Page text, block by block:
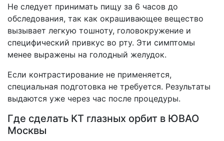
Не следует принимать пищу за 6 часов до
обследования, так как окрашивающее вещество
вызывает легкую тошноту, головокружение и
специфический привкус во рту. Эти симптомы
менее выражены на голодный желудок.
Если контрастирование не применяется,
специальная подготовка не требуется. Результаты
выдаются уже через час после процедуры.
Где сделать КТ глазных орбит в ЮВАО
Москвы